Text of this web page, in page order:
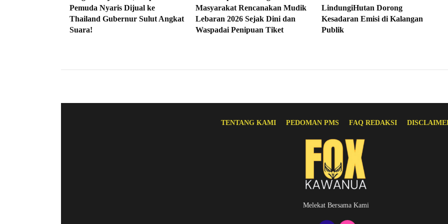
Pemuda Nyaris Dijual ke
Thailand Gubernur Sulut Angkat
Suara!
Masyarakat Rencanakan Mudik
Lebaran 2026 Sejak Dini dan
Waspadai Penipuan Tiket
LindungiHutan Dorong
Kesadaran Emisi di Kalangan
Publik
TENTANG KAMI PEDOMAN PMS FAQ REDAKSI
Melekat Bersama Kami